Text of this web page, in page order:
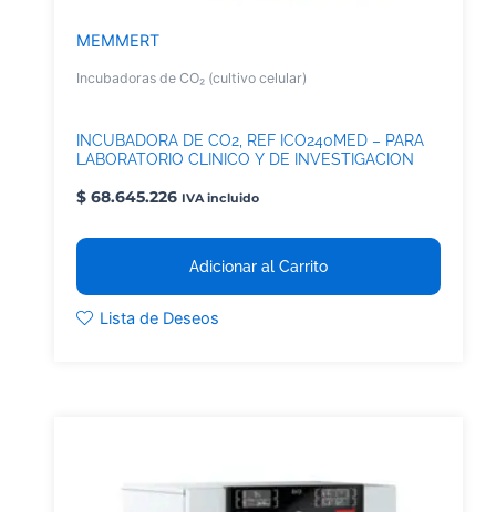
MEMMERT
Incubadoras de CO₂ (cultivo celular)
INCUBADORA DE CO2, REF ICO240MED – PARA
LABORATORIO CLINICO Y DE INVESTIGACION
$ 68.645.226 IVA incluido
Adicionar al Carrito
Lista de Deseos